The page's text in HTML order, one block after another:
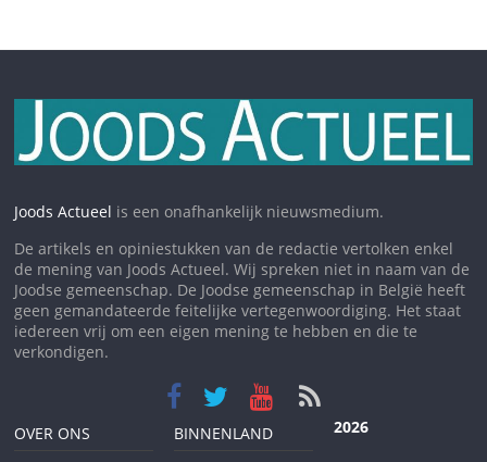
Joods Actueel is een onafhankelijk nieuwsmedium.
De artikels en opiniestukken van de redactie vertolken enkel
de mening van Joods Actueel. Wij spreken niet in naam van de
Joodse gemeenschap. De Joodse gemeenschap in België heeft
geen gemandateerde feitelijke vertegenwoordiging. Het staat
iedereen vrij om een eigen mening te hebben en die te
verkondigen.
OVER ONS
BINNENLAND
2026